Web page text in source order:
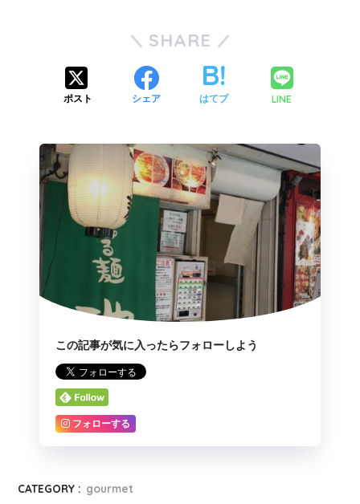
SHARE
ポスト シェア はてブ LINE
この記事が気に入ったらフォローしよう
フォローする
CATEGORY : gourmet